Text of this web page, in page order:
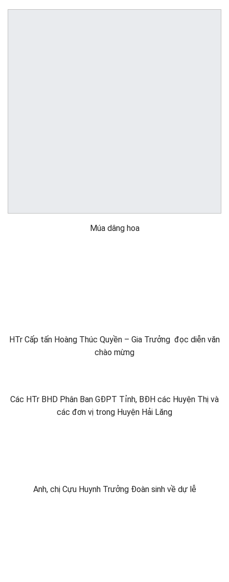
Múa dâng hoa
HTr Cấp tấn Hoàng Thúc Quyền – Gia Trưởng đọc diễn văn
chào mừng
Các HTr BHD Phân Ban GĐPT Tỉnh, BĐH các Huyện Thị và
các đơn vị trong Huyện Hải Lăng
Anh, chị Cựu Huynh Trưởng Đoàn sinh về dự lễ